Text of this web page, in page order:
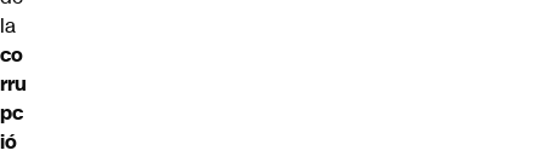
la
co
rru
pc
ió